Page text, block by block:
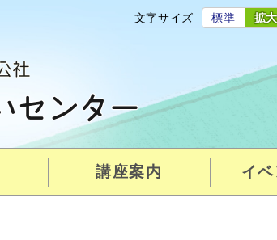
文字サイズ 標準 拡大
講座案内 イ